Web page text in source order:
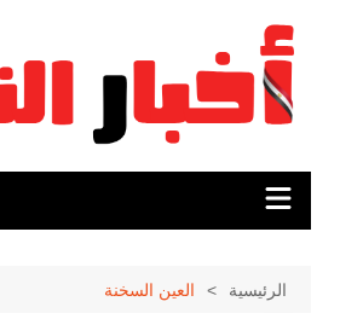
المحتوى
الرئيسية العين السخنة